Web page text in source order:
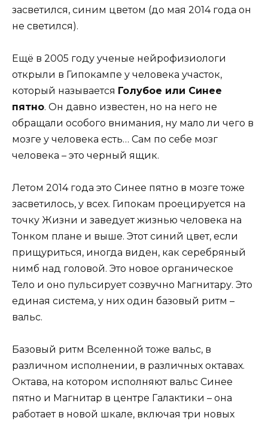
засветился, синим цветом (до мая 2014 года он
не светился).
Ещё в 2005 году ученые нейрофизиологи
открыли в Гипокампе у человека участок,
который называется Голубое или Синее
пятно. Он давно известен, но на него не
обращали особого внимания, ну мало ли чего в
мозге у человека есть… Сам по себе мозг
человека – это черный ящик.
Летом 2014 года это Синее пятно в мозге тоже
засветилось, у всех. Гипокам проецируется на
точку Жизни и заведует жизнью человека на
Тонком плане и выше. Этот синий цвет, если
прищуриться, иногда виден, как серебряный
нимб над головой. Это новое органическое
Тело и оно пульсирует созвучно Магнитару. Это
единая система, у них один базовый ритм –
вальс.
Базовый ритм Вселенной тоже вальс, в
различном исполнении, в различных октавах.
Октава, на котором исполняют вальс Синее
пятно и Магнитар в центре Галактики – она
работает в новой шкале, включая три новых